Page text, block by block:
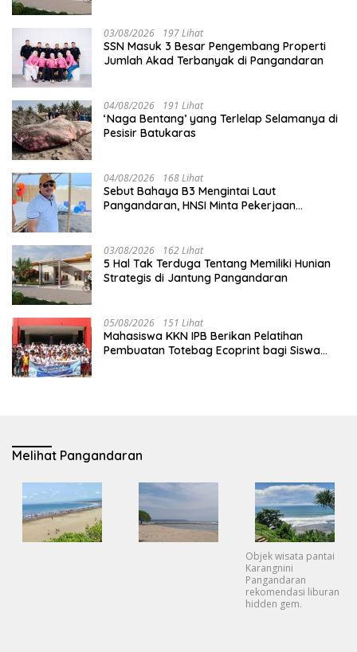
03/08/2026 197 Lihat
SSN Masuk 3 Besar Pengembang Properti
Jumlah Akad Terbanyak di Pangandaran
04/08/2026 191 Lihat
‘Naga Bentang’ yang Terlelap Selamanya di
Pesisir Batukaras
04/08/2026 168 Lihat
Sebut Bahaya B3 Mengintai Laut
Pangandaran, HNSI Minta Pekerjaan
03/08/2026 162 Lihat
5 Hal Tak Terduga Tentang Memiliki Hunian
Strategis di Jantung Pangandaran
05/08/2026 151 Lihat
Mahasiswa KKN IPB Berikan Pelatihan
Pembuatan Totebag Ecoprint bagi Siswa
Melihat Pangandaran
Objek wisata pantai
Karangnini
Pangandaran
rekomendasi liburan
hidden gem.